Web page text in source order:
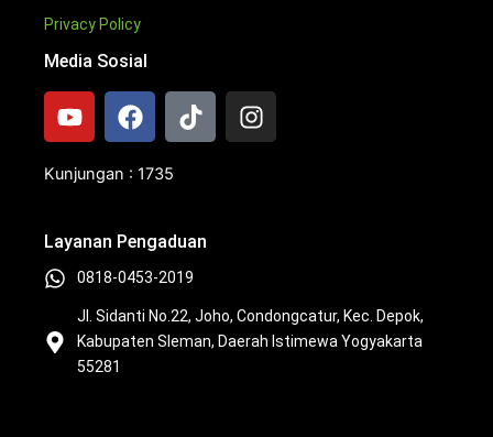
Privacy Policy
Media Sosial
Y
o
t
e
F
a
e
o
k
T
i
I
n
m
Kunjungan : 1735
Layanan Pengaduan
0818-0453-2019
Jl. Sidanti No.22, Joho, Condongcatur, Kec. Depok,
Kabupaten Sleman, Daerah Istimewa Yogyakarta
55281